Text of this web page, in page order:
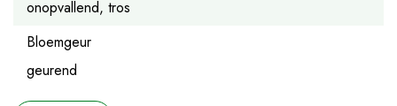
onopvallend, tros
Bloemgeur
geurend